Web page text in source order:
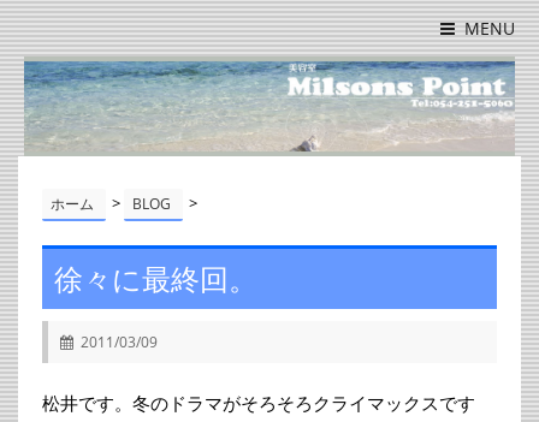
MENU
ホーム > BLOG >
徐々に最終回。
2011/03/09
松井です。冬のドラマがそろそろクライマックスです